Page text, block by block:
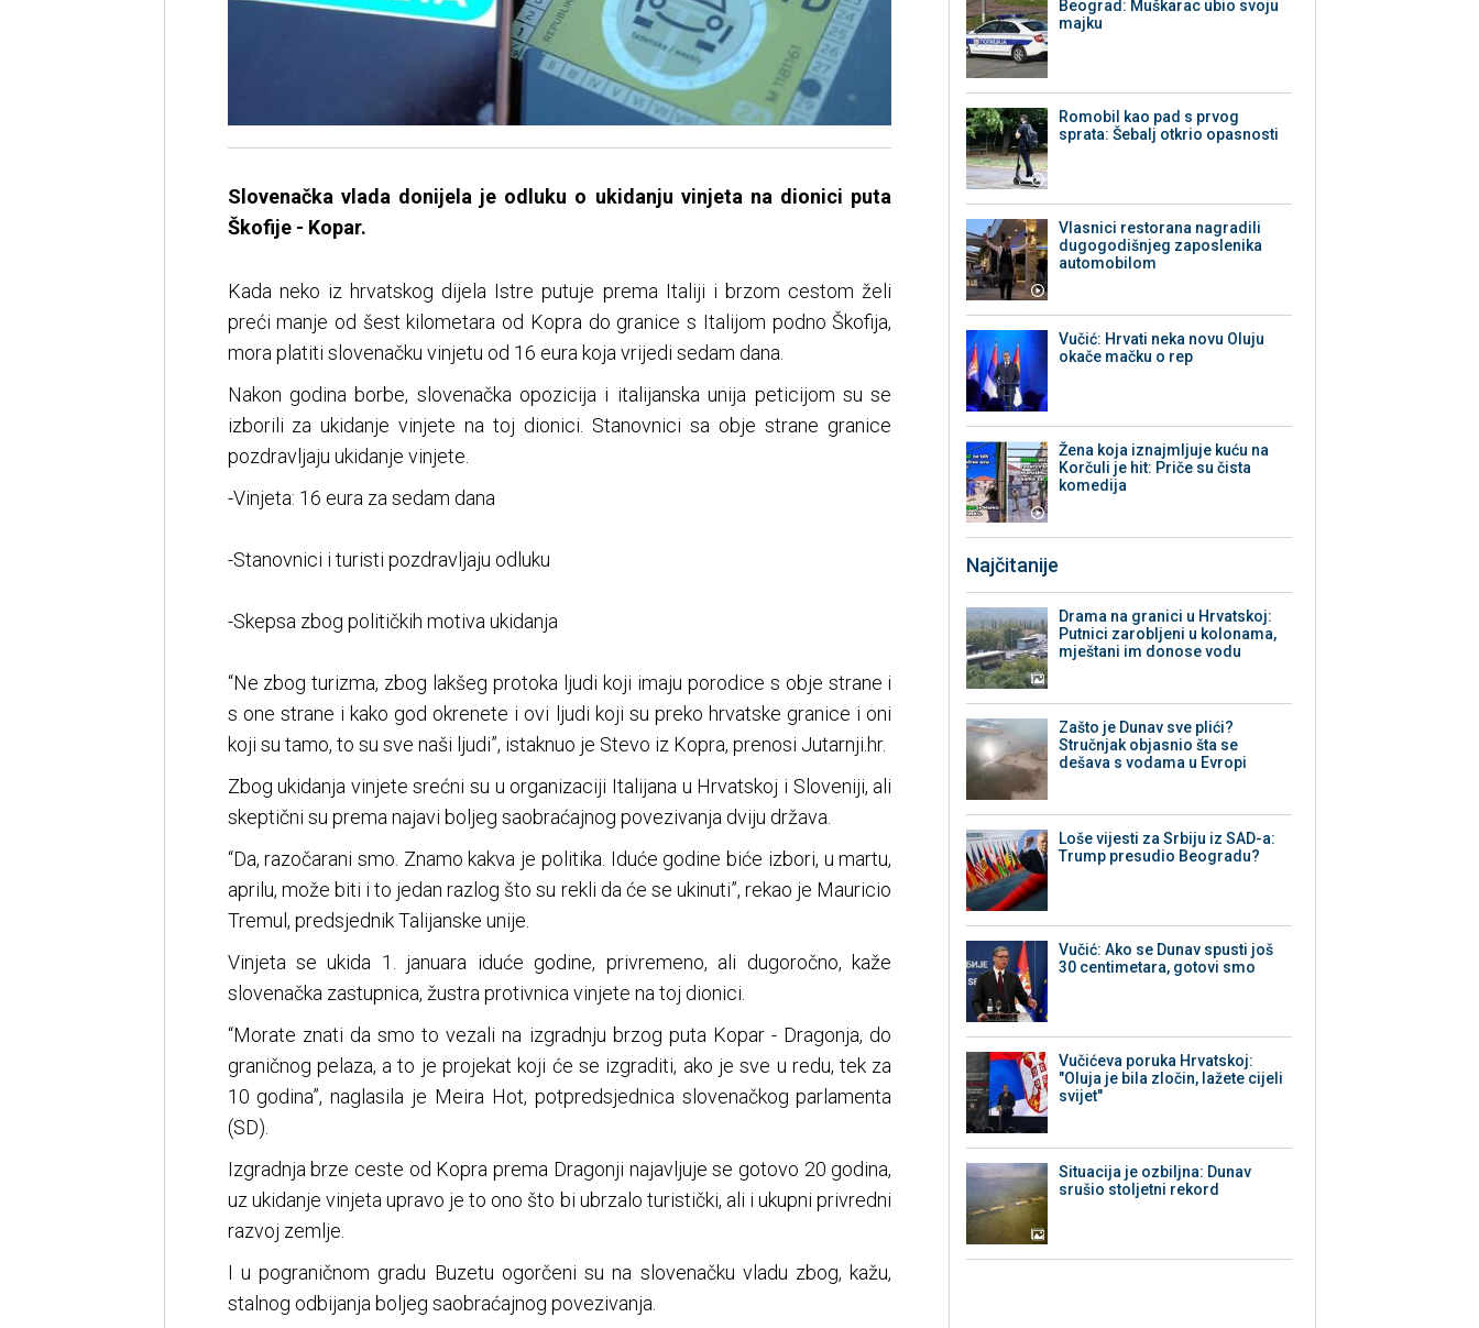
Slovenačka vlada donijela je odluku o ukidanju vinjeta na dionici puta
Škofije - Kopar.
Kada neko iz hrvatskog dijela Istre putuje prema Italiji i brzom cestom želi
preći manje od šest kilometara od Kopra do granice s Italijom podno Škofija,
mora platiti slovenačku vinjetu od 16 eura koja vrijedi sedam dana.
Nakon godina borbe, slovenačka opozicija i italijanska unija peticijom su se
izborili za ukidanje vinjete na toj dionici. Stanovnici sa obje strane granice
pozdravljaju ukidanje vinjete.
-Vinjeta: 16 eura za sedam dana
-Stanovnici i turisti pozdravljaju odluku
-Skepsa zbog političkih motiva ukidanja
“Ne zbog turizma, zbog lakšeg protoka ljudi koji imaju porodice s obje strane i
s one strane i kako god okrenete i ovi ljudi koji su preko hrvatske granice i oni
koji su tamo, to su sve naši ljudi”, istaknuo je Stevo iz Kopra, prenosi Jutarnji.hr.
Zbog ukidanja vinjete srećni su u organizaciji Italijana u Hrvatskoj i Sloveniji, ali
skeptični su prema najavi boljeg saobraćajnog povezivanja dviju država.
“Da, razočarani smo. Znamo kakva je politika. Iduće godine biće izbori, u martu,
aprilu, može biti i to jedan razlog što su rekli da će se ukinuti”, rekao je Mauricio
Tremul, predsjednik Talijanske unije.
Vinjeta se ukida 1. januara iduće godine, privremeno, ali dugoročno, kaže
slovenačka zastupnica, žustra protivnica vinjete na toj dionici.
“Morate znati da smo to vezali na izgradnju brzog puta Kopar - Dragonja, do
graničnog pelaza, a to je projekat koji će se izgraditi, ako je sve u redu, tek za
10 godina”, naglasila je Meira Hot, potpredsjednica slovenačkog parlamenta
(SD).
Izgradnja brze ceste od Kopra prema Dragonji najavljuje se gotovo 20 godina,
uz ukidanje vinjeta upravo je to ono što bi ubrzalo turistički, ali i ukupni privredni
razvoj zemlje.
I u pograničnom gradu Buzetu ogorčeni su na slovenačku vladu zbog, kažu,
stalnog odbijanja boljeg saobraćajnog povezivanja.
Beograd: Muškarac ubio svoju
majku
Romobil kao pad s prvog
sprata: Šebalj otkrio opasnosti
Vlasnici restorana nagradili
dugogodišnjeg zaposlenika
automobilom
Vučić: Hrvati neka novu Oluju
okače mačku o rep
Žena koja iznajmljuje kuću na
Korčuli je hit: Priče su čista
komedija
Najčitanije
Drama na granici u Hrvatskoj:
Putnici zarobljeni u kolonama,
mještani im donose vodu
Zašto je Dunav sve plići?
Stručnjak objasnio šta se
dešava s vodama u Evropi
Loše vijesti za Srbiju iz SAD-a:
Trump presudio Beogradu?
Vučić: Ako se Dunav spusti još
30 centimetara, gotovi smo
Vučićeva poruka Hrvatskoj:
"Oluja je bila zločin, lažete cijeli
svijet"
Situacija je ozbiljna: Dunav
srušio stoljetni rekord